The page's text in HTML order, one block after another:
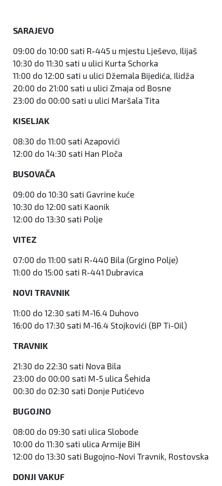
SARAJEVO
09:00 do 10:00 sati R-445 u mjestu Lješevo, Ilijaš
10:30 do 11:30 sati u ulici Kurta Schorka
11:00 do 12:00 sati u ulici Džemala Bijedića, Ilidža
20:00 do 21:00 sati u ulici Zmaja od Bosne
23:00 do 00:00 sati u ulici Maršala Tita
KISELJAK
08:30 do 11:00 sati Azapovići
12:00 do 14:30 sati Han Ploča
BUSOVAČA
09:00 do 10:30 sati Gavrine kuće
10:30 do 12:00 sati Kaonik
12:00 do 13:30 sati Polje
VITEZ
07:00 do 11:00 sati R-440 Bila (Grgino Polje)
11:00 do 15:00 sati R-441 Dubravica
NOVI TRAVNIK
11:00 do 12:30 sati M-16.4 Duhovo
16:00 do 17:30 sati M-16.4 Stojkovići (BP Ti-Oil)
TRAVNIK
21:30 do 22:30 sati Nova Bila
23:00 do 00:00 sati M-5 ulica Šehida
00:30 do 02:30 sati Donje Putićevo
BUGOJNO
08:00 do 09:30 sati ulica Slobode
10:00 do 11:30 sati ulica Armije BiH
12:00 do 13:30 sati Bugojno-Novi Travnik, Rostovska
DONJI VAKUF